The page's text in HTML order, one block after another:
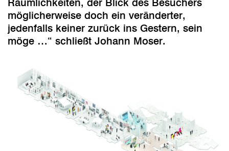
Räumlichkeiten, der Blick des Besuchers
möglicherweise doch ein veränderter,
jedenfalls keiner zurück ins Gestern, sein
möge …“ schließt Johann Moser.